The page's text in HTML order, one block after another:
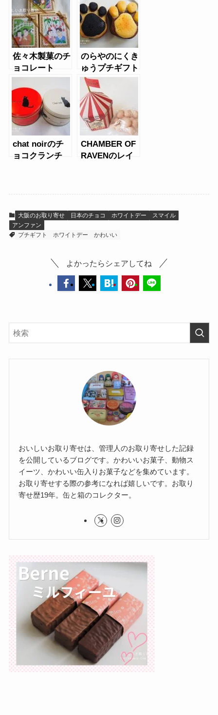
佐々木製菓のチ
ョコレート
のらやのにくき
ゅうプチギフト
（ホワイトデ
ー）
chat noirのチ
ョコクランチ
CHAMBER OF
RAVENのレイ
大阪のお取り寄せ 日本のチョコ ホワイトデー
スマイル
アンファン
プチギフト
ホワイトデー かわいい
よかったらシェアしてね
おいしいお取り寄せは、管理人のお取り寄せした記録
を公開しているブログです。かわいいお菓子、動物ス
イーツ、かわいい缶入りお菓子などを集めています。
お取り寄せする際の参考になれば嬉しいです。お取り
寄せ歴19年。缶と箱のコレクター。